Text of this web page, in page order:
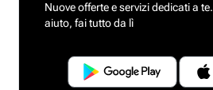
Nuove offerte e servizi dedicati a te.
aiuto, fai tutto da lì